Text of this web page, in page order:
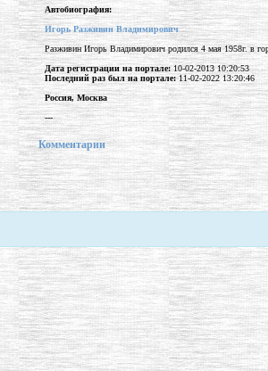
Автобиография:
Игорь Разживин Владимирович
Разживин Игорь Владимирович родился 4 мая 1958г. в
Дата регистрации на портале:10-02-2013 10:20:53
Последний раз был на портале:11-02-2022 13:20:46
Россия, Москва
---
Комментарии